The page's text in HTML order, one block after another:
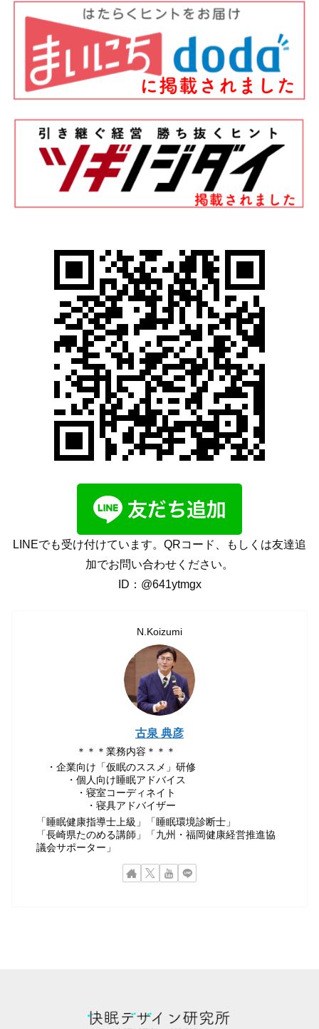
LINEでも受け付けています。QRコード、もしくは友達追
加でお問い合わせください。
ID：@641ytmgx
N.Koizumi
古泉 典彦
＊＊＊業務内容＊＊＊
・企業向け「仮眠のススメ」研修
・個人向け睡眠アドバイス
・寝室コーディネイト
・寝具アドバイザー
「睡眠健康指導士上級」「睡眠環境診断士」
「長崎県たのめる講師」「九州・福岡健康経営推進協
議会サポーター」